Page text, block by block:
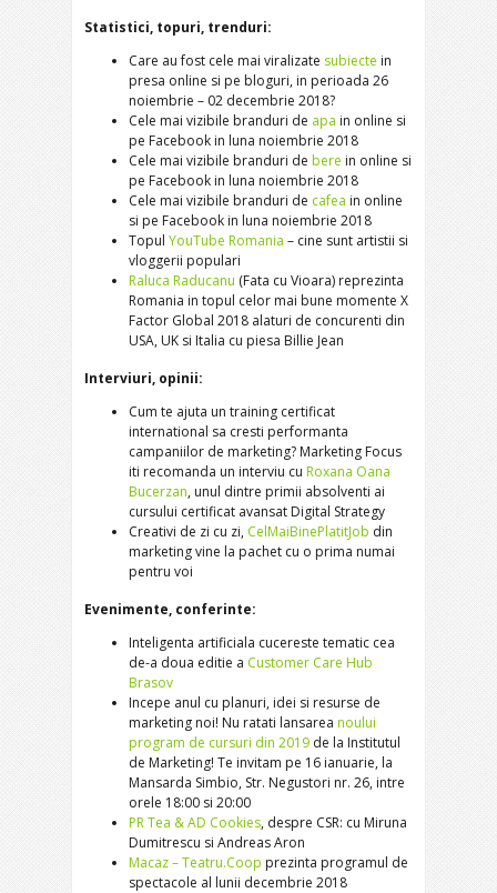
Statistici, topuri, trenduri:
Care au fost cele mai viralizate subiecte in
presa online si pe bloguri, in perioada 26
noiembrie – 02 decembrie 2018?
Cele mai vizibile branduri de apa in online si
pe Facebook in luna noiembrie 2018
Cele mai vizibile branduri de bere in online si
pe Facebook in luna noiembrie 2018
Cele mai vizibile branduri de cafea in online
si pe Facebook in luna noiembrie 2018
Topul YouTube Romania – cine sunt artistii si
vloggerii populari
Raluca Raducanu (Fata cu Vioara) reprezinta
Romania in topul celor mai bune momente X
Factor Global 2018 alaturi de concurenti din
USA, UK si Italia cu piesa Billie Jean
Interviuri, opinii:
Cum te ajuta un training certificat
international sa cresti performanta
campaniilor de marketing? Marketing Focus
iti recomanda un interviu cu Roxana Oana
Bucerzan, unul dintre primii absolventi ai
cursului certificat avansat Digital Strategy
Creativi de zi cu zi, CelMaiBinePlatitJob din
marketing vine la pachet cu o prima numai
pentru voi
Evenimente, conferinte:
Inteligenta artificiala cucereste tematic cea
de-a doua editie a Customer Care Hub
Brasov
Incepe anul cu planuri, idei si resurse de
marketing noi! Nu ratati lansarea noului
program de cursuri din 2019 de la Institutul
de Marketing! Te invitam pe 16 ianuarie, la
Mansarda Simbio, Str. Negustori nr. 26, intre
orele 18:00 si 20:00
PR Tea & AD Cookies, despre CSR: cu Miruna
Dumitrescu si Andreas Aron
Macaz – Teatru.Coop prezinta programul de
spectacole al lunii decembrie 2018